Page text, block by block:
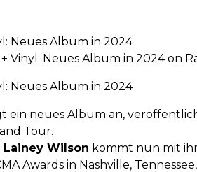
Neues Album in 2024
Vinyl: Neues Album in 2024 on
Neues Album in 2024
neues Album an,
Tour.
Lainey Wilson kommt nun mit
Awards in Nashville,